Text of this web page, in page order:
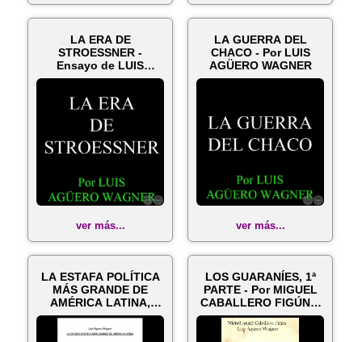
LA ERA DE
STROESSNER -
Ensayo de LUIS
AGÜERO WAGNER
ver más...
LA GUERRA DEL
CHACO - Por LUIS
AGÜERO WAGNER
ver más...
LA ESTAFA POLÍTICA
MÁS GRANDE DE
AMÉRICA LATINA,
2012 - Por LUIS ...
LOS GUARANÍES, 1ª
PARTE - Por MIGUEL
CABALLERO FIGÚN y
LUIS AGÜER...